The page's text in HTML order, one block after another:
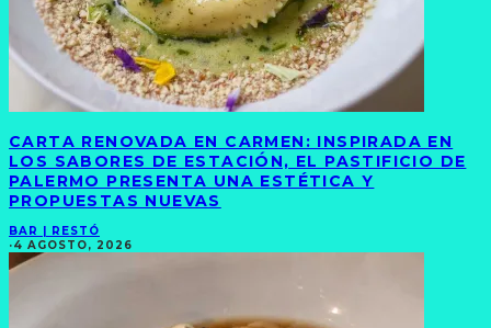
CARTA RENOVADA EN CARMEN: INSPIRADA EN
LOS SABORES DE ESTACIÓN, EL PASTIFICIO DE
PALERMO PRESENTA UNA ESTÉTICA Y
PROPUESTAS NUEVAS
BAR | RESTÓ
·4 AGOSTO, 2026